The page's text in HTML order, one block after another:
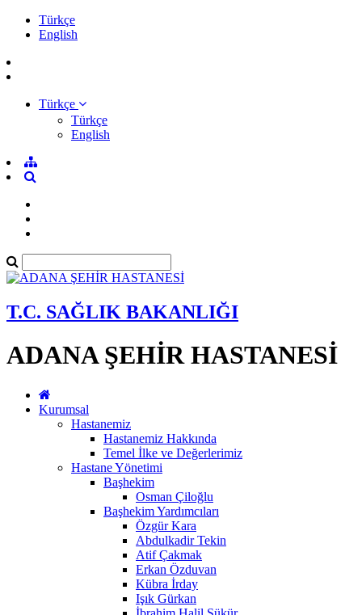
Türkçe
English
Türkçe
Türkçe
English
T.C. SAĞLIK BAKANLIĞI
ADANA ŞEHİR HASTANESİ
Kurumsal
Hastanemiz
Hastanemiz Hakkında
Temel İlke ve Değerlerimiz
Hastane Yönetimi
Başhekim
Osman Çiloğlu
Başhekim Yardımcıları
Özgür Kara
Abdulkadir Tekin
Atif Çakmak
Erkan Özduvan
Kübra İrday
Işık Gürkan